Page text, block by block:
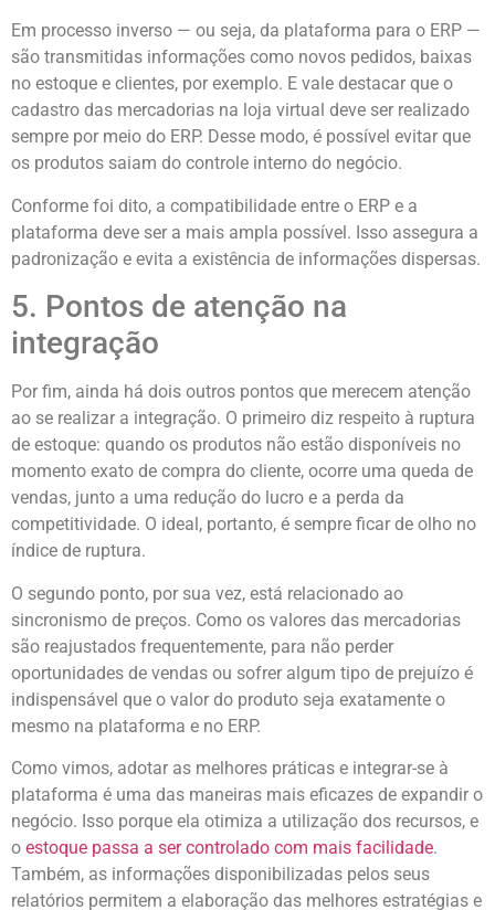
Em processo inverso — ou seja, da plataforma para o ERP —
são transmitidas informações como novos pedidos, baixas
no estoque e clientes, por exemplo. E vale destacar que o
cadastro das mercadorias na loja virtual deve ser realizado
sempre por meio do ERP. Desse modo, é possível evitar que
os produtos saiam do controle interno do negócio.
Conforme foi dito, a compatibilidade entre o ERP e a
plataforma deve ser a mais ampla possível. Isso assegura a
padronização e evita a existência de informações dispersas.
5. Pontos de atenção na
integração
Por fim, ainda há dois outros pontos que merecem atenção
ao se realizar a integração. O primeiro diz respeito à ruptura
de estoque: quando os produtos não estão disponíveis no
momento exato de compra do cliente, ocorre uma queda de
vendas, junto a uma redução do lucro e a perda da
competitividade. O ideal, portanto, é sempre ficar de olho no
índice de ruptura.
O segundo ponto, por sua vez, está relacionado ao
sincronismo de preços. Como os valores das mercadorias
são reajustados frequentemente, para não perder
oportunidades de vendas ou sofrer algum tipo de prejuízo é
indispensável que o valor do produto seja exatamente o
mesmo na plataforma e no ERP.
Como vimos, adotar as melhores práticas e integrar-se à
plataforma é uma das maneiras mais eficazes de expandir o
negócio. Isso porque ela otimiza a utilização dos recursos, e
o estoque passa a ser controlado com mais facilidade.
Também, as informações disponibilizadas pelos seus
relatórios permitem a elaboração das melhores estratégias e